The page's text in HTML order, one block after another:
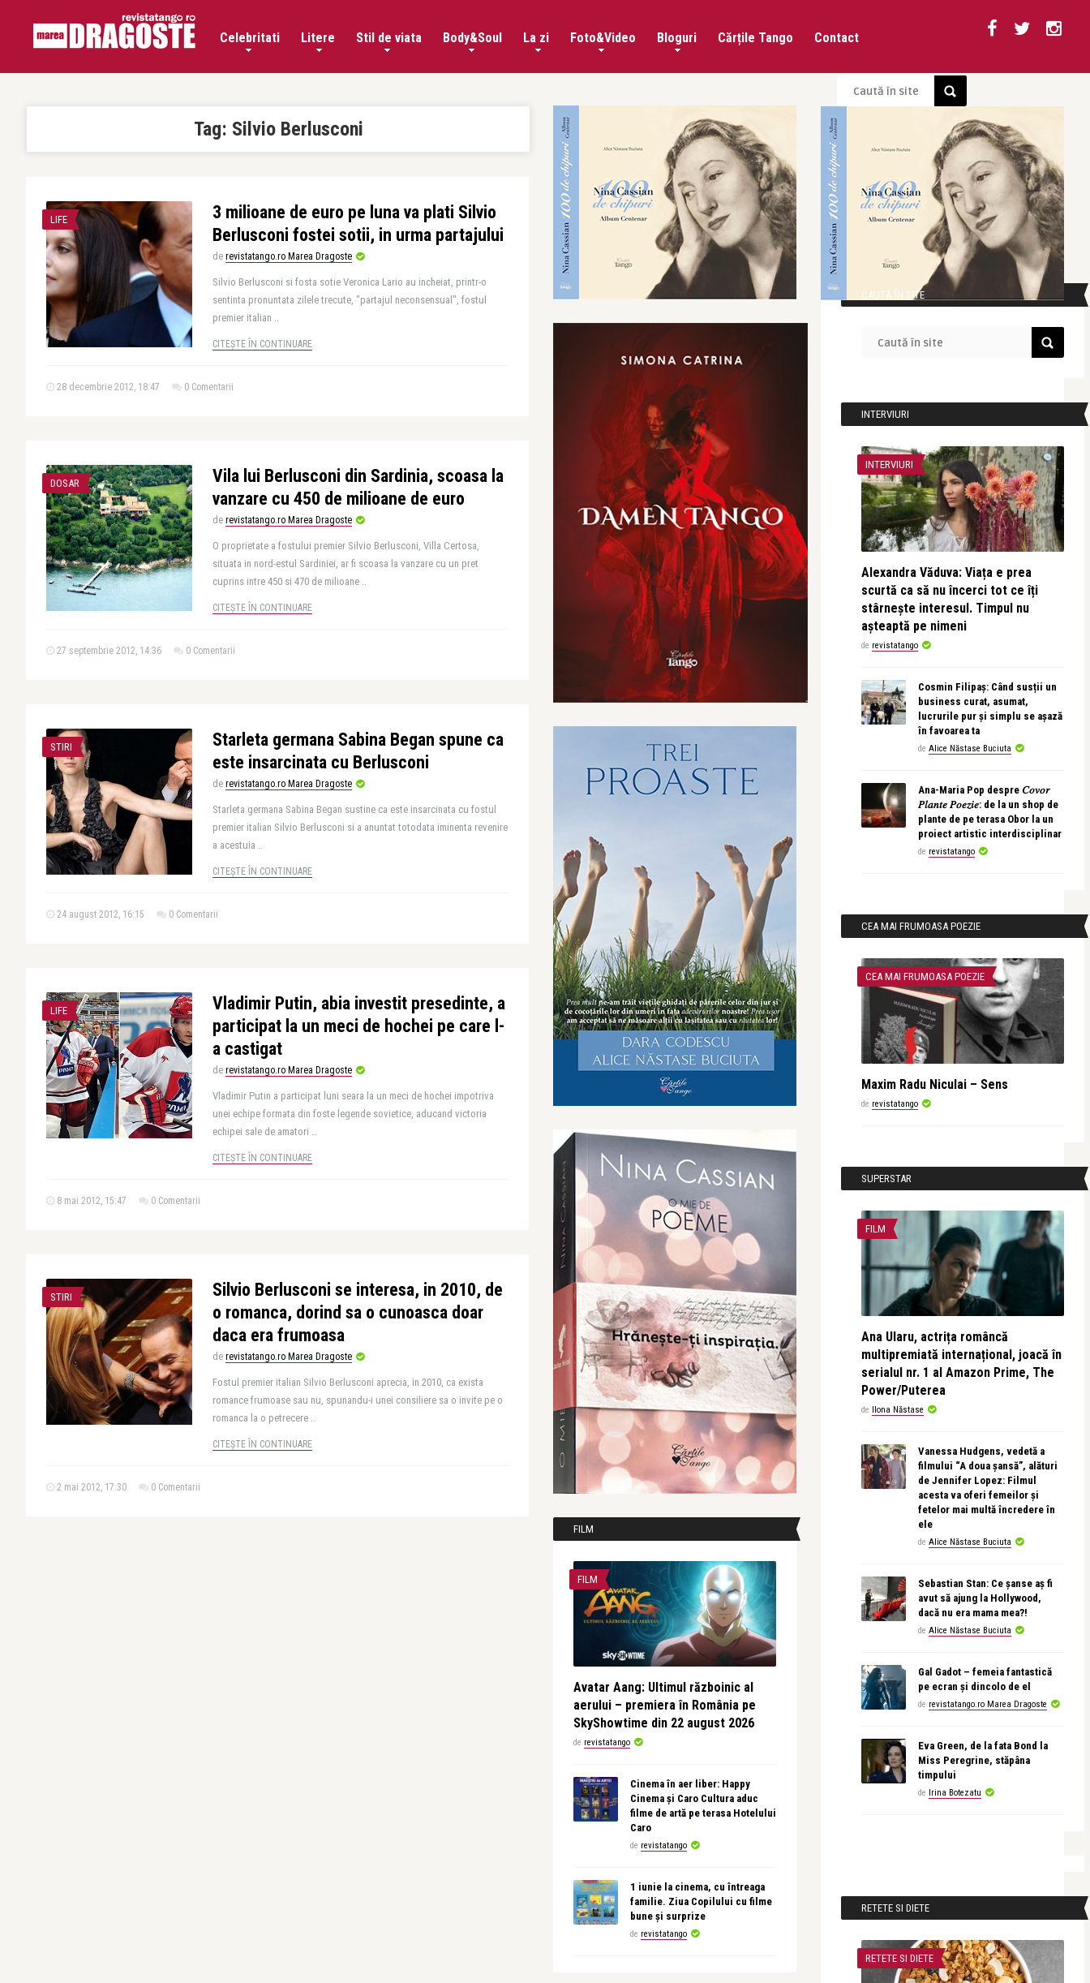
Celebritati Litere Stil de viata Body&Soul La zi Foto&Video Bloguri Cărțile Tango Contact
Tag: Silvio Berlusconi
LIFE
3 milioane de euro pe luna va plati Silvio
Berlusconi fostei sotii, in urma partajului
de revistatango.ro Marea Dragoste
Silvio Berlusconi si fosta sotie Veronica Lario au incheiat, printr-o
sentinta pronuntata zilele trecute, "partajul neconsensual", fostul
premier italian ..
CITEȘTE ÎN CONTINUARE
28 decembrie 2012, 18:47 0 Comentarii
DOSAR
Vila lui Berlusconi din Sardinia, scoasa la
vanzare cu 450 de milioane de euro
de revistatango.ro Marea Dragoste
O proprietate a fostului premier Silvio Berlusconi, Villa Certosa,
situata in nord-estul Sardiniei, ar fi scoasa la vanzare cu un pret
cuprins intre 450 si 470 de milioane ..
CITEȘTE ÎN CONTINUARE
27 septembrie 2012, 14:36 0 Comentarii
STIRI
Starleta germana Sabina Began spune ca
este insarcinata cu Berlusconi
de revistatango.ro Marea Dragoste
Starleta germana Sabina Began sustine ca este insarcinata cu fostul
premier italian Silvio Berlusconi si a anuntat totodata iminenta revenire
a acestuia ..
CITEȘTE ÎN CONTINUARE
24 august 2012, 16:15 0 Comentarii
LIFE
Vladimir Putin, abia investit presedinte, a
participat la un meci de hochei pe care l-
a castigat
de revistatango.ro Marea Dragoste
Vladimir Putin a participat luni seara la un meci de hochei impotriva
unei echipe formata din foste legende sovietice, aducand victoria
echipei sale de amatori ..
CITEȘTE ÎN CONTINUARE
8 mai 2012, 15:47 0 Comentarii
STIRI
Silvio Berlusconi se interesa, in 2010, de
o romanca, dorind sa o cunoasca doar
daca era frumoasa
de revistatango.ro Marea Dragoste
Fostul premier italian Silvio Berlusconi aprecia, in 2010, ca exista
romance frumoase sau nu, spunandu-i unei consiliere sa o invite pe o
romanca la o petrecere ..
CITEȘTE ÎN CONTINUARE
2 mai 2012, 17:30 0 Comentarii
FILM
FILM
Avatar Aang: Ultimul războinic al
aerului – premiera în România pe
SkyShowtime din 22 august 2026
de revistatango
Cinema în aer liber: Happy
Cinema și Caro Cultura aduc
filme de artă pe terasa Hotelului
Caro
de revistatango
1 iunie la cinema, cu întreaga
familie. Ziua Copilului cu filme
bune și surprize
de revistatango
CAUTĂ ÎN SITE
INTERVIURI
INTERVIURI
Alexandra Văduva: Viața e prea
scurtă ca să nu încerci tot ce îți
stârnește interesul. Timpul nu
așteaptă pe nimeni
de revistatango
Cosmin Filipaș: Când susții un
business curat, asumat,
lucrurile pur și simplu se așază
în favoarea ta
de Alice Năstase Buciuta
Ana-Maria Pop despre 𝐶𝑜𝑣𝑜𝑟
𝑃𝑙𝑎𝑛𝑡𝑒 𝑃𝑜𝑒𝑧𝑖𝑒: de la un shop de
plante de pe terasa Obor la un
proiect artistic interdisciplinar
de revistatango
CEA MAI FRUMOASA POEZIE
CEA MAI FRUMOASA POEZIE
Maxim Radu Niculai – Sens
de revistatango
SUPERSTAR
FILM
Ana Ularu, actrița româncă
multipremiată internațional, joacă în
serialul nr. 1 al Amazon Prime, The
Power/Puterea
de Ilona Năstase
Vanessa Hudgens, vedetă a
filmului “A doua șansă”, alături
de Jennifer Lopez: Filmul
acesta va oferi femeilor și
fetelor mai multă încredere în
ele
de Alice Năstase Buciuta
Sebastian Stan: Ce șanse aș fi
avut să ajung la Hollywood,
dacă nu era mama mea?!
de Alice Năstase Buciuta
Gal Gadot – femeia fantastică
pe ecran și dincolo de el
de revistatango.ro Marea Dragoste
Eva Green, de la fata Bond la
Miss Peregrine, stăpâna
timpului
de Irina Botezatu
RETETE SI DIETE
RETETE SI DIETE